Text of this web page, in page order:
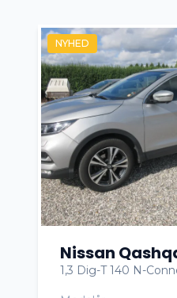
Læderrat
Sædevarme
Tågelygter
NYHED
Nissan
1,3 Dig-T 140 N-